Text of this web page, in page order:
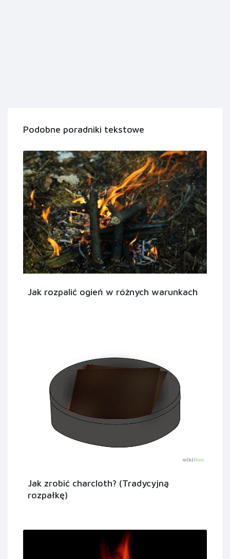
Podobne poradniki tekstowe
Jak rozpalić ogień w różnych warunkach
Jak zrobić charcloth? (Tradycyjną
rozpałkę)